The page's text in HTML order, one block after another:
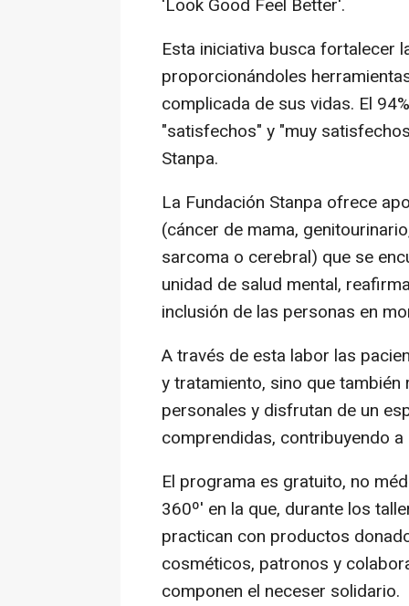
'Look Good Feel Better'.
Esta iniciativa busca fortalecer
proporcionándoles
complicada de sus vidas. El
"satisfechos" y "muy
Stanpa.
La Fundación Stanpa ofrece
(cáncer de mama,
sarcoma o cerebral) que se
unidad de salud mental,
inclusión de las personas en
A través de esta labor las
y tratamiento, sino que
personales y disfrutan de un
comprendidas, contribuyendo
El programa es gratuito, no
360º' en la que, durante los
practican con productos
cosméticos, patronos y
componen el neceser solidario.